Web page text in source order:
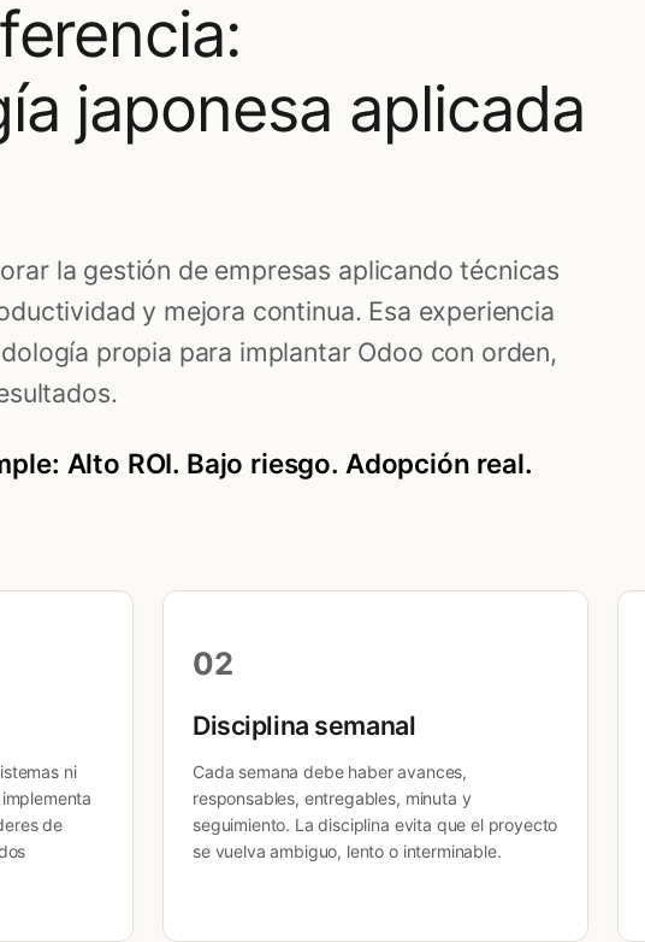
japonesa aplicada
la gestión de empresas aplicando técnicas
y mejora continua. Esa experiencia
propia para implantar Odoo con orden,
Alto ROI. Bajo riesgo. Adopción real.
ni
de
02
Disciplina semanal
Cada semana debe haber avances,
responsables, entregables, minuta y
seguimiento. La disciplina evita que el proyecto
se vuelva ambiguo, lento o interminable.